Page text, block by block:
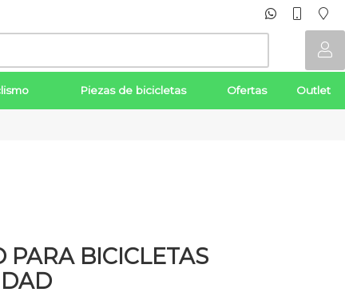
Piezas de bicicletas Ofertas Outlet
PARA BICICLETAS